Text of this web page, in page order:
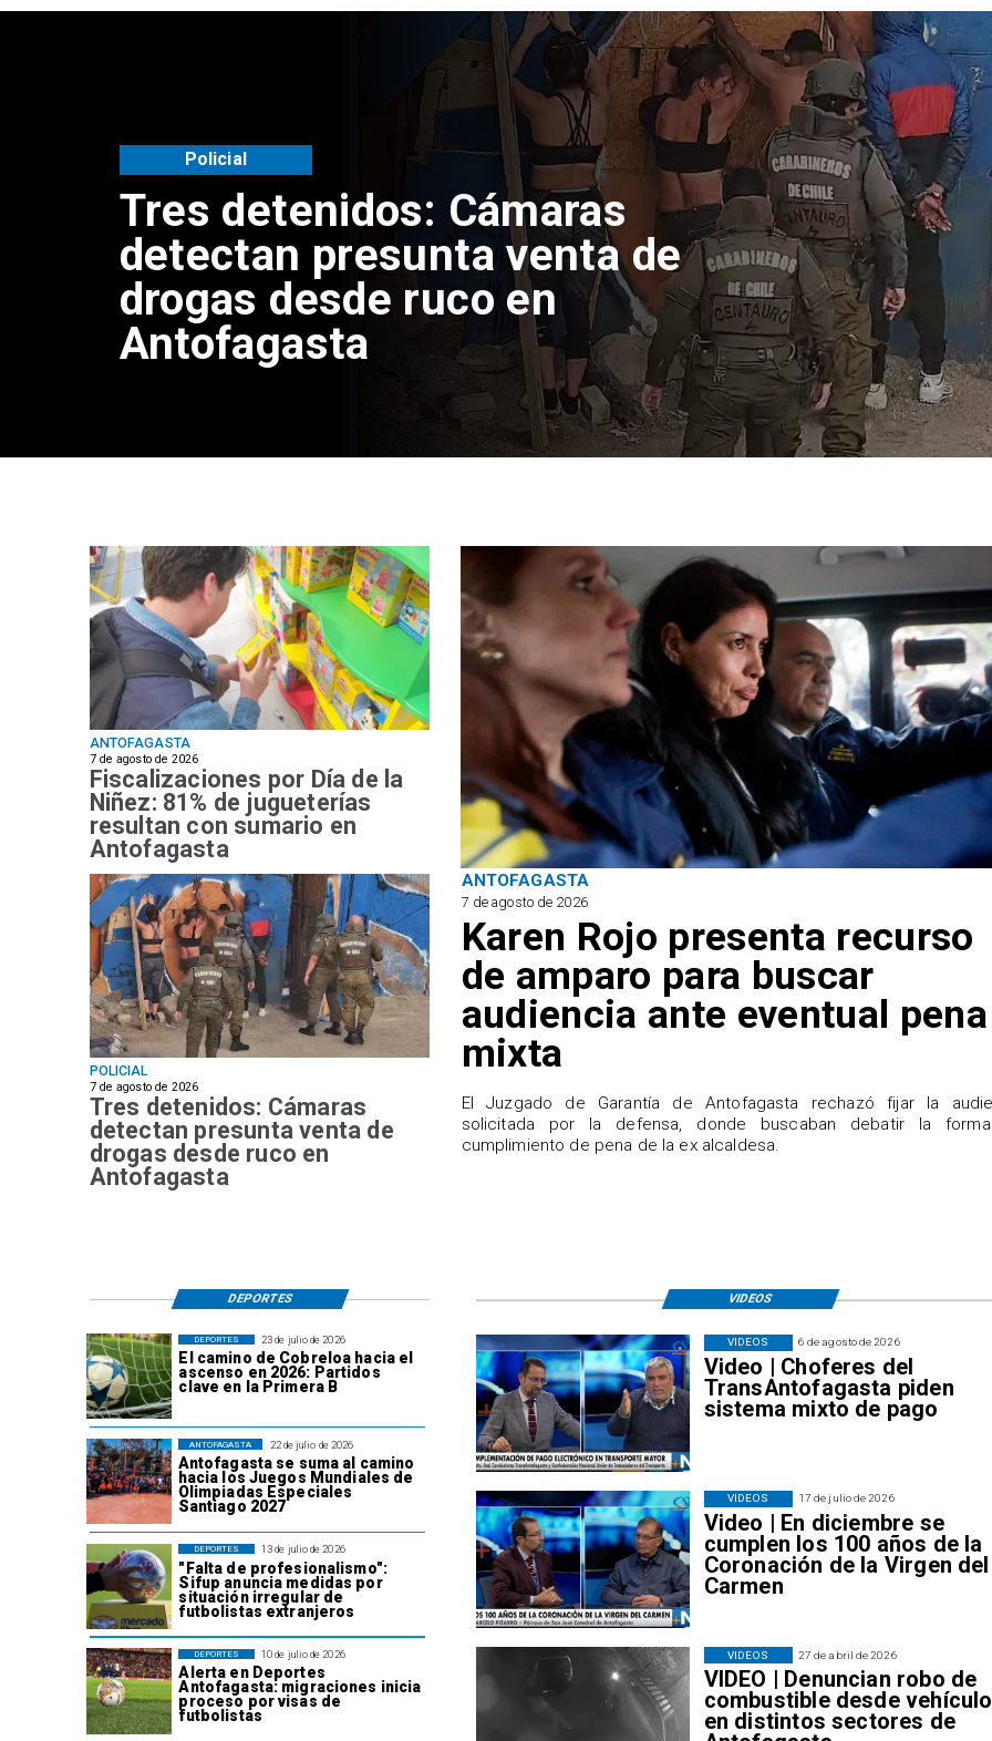
Tres detenidos: Cámaras
detectan presunta venta de
drogas desde ruco en
Antofagasta
Policial
ANTOFAGASTA
7 de agosto de 2026
Fiscalizaciones por Día de la
Niñez: 81% de jugueterías
resultan con sumario en
Antofagasta
ANTOFAGASTA
7 de agosto de 2026
Karen Rojo presenta recurso
de amparo para buscar
audiencia ante eventual pena
mixta
El Juzgado de Garantía de Antofagasta rechazó fijar la
solicitada por la defensa, donde buscaban debatir la
cumplimiento de pena de la ex alcaldesa.
POLICIAL
7 de agosto de 2026
Tres detenidos: Cámaras
detectan presunta venta de
drogas desde ruco en
Antofagasta
23 de julio de 2026
El camino de Cobreloa hacia el
ascenso en 2026: Partidos
clave en la Primera B
DEPORTES
22 de julio de 2026
Antofagasta se suma al camino
hacia los Juegos Mundiales de
Olimpiadas Especiales
Santiago 2027
ANTOFAGASTA
13 de julio de 2026
"Falta de profesionalismo":
Sifup anuncia medidas por
situación irregular de
futbolistas extranjeros
DEPORTES
10 de julio de 2026
Alerta en Deportes
Antofagasta: migraciones inicia
proceso por visas de
futbolistas
DEPORTES
6 de agosto de 2026
Video | Choferes del
TransAntofagasta piden
sistema mixto de pago
VIDEOS
17 de julio de 2026
Video | En diciembre se
cumplen los 100 años de la
Coronación de la Virgen del
Carmen
VIDEOS
27 de abril de 2026
VIDEO | Denuncian robo de
combustible desde
en distintos sectores de
VIDEOS
VIDEOS
DEPORTES